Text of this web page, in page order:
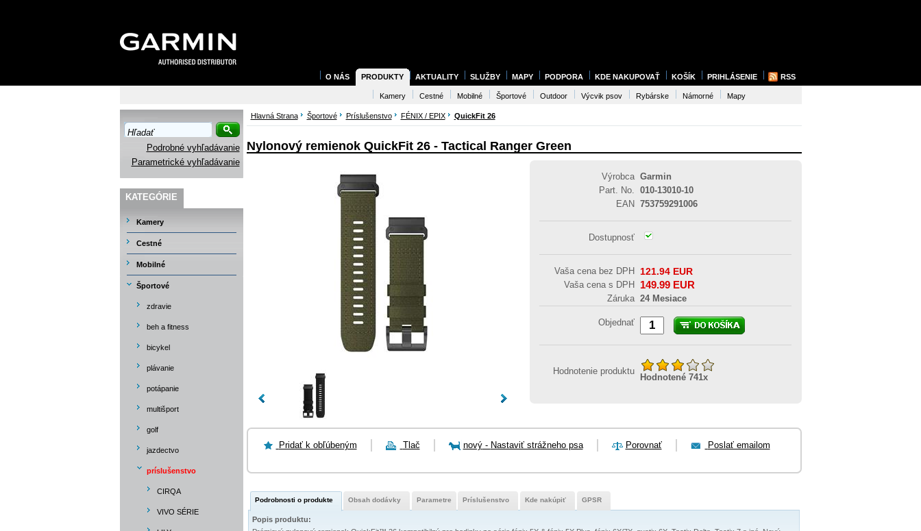
Hlavná Strana Športové Príslušenstvo FÉNIX / EPIX QuickFit 26
Nylonový remienok QuickFit 26 - Tactical Ranger Green
Výrobca Garmin
Part. No. 010-13010-10
EAN 753759291006
Dostupnosť
Vaša cena bez DPH 121.94 EUR
Vaša cena s DPH 149.99 EUR
Záruka 24 Mesiace
Objednať
Hodnotenie produktu
Hodnotené 741x
Pridať k obľúbeným Tlač nový- Nastaviť strážneho psa Porovnať Poslať emailom
Podrobnosti o produkte Obsah dodávky Parametre Príslušenstvo Kde nakúpiť GPSR
Popis produktu:
Podrobné vyhľadávanie
Parametrické vyhľadávanie
KATEGÓRIE
Kamery
Cestné
Mobilné
Športové
zdravie
beh a fitness
bicykel
plávanie
potápanie
multišport
golf
jazdectvo
príslušenstvo
CIRQA
VIVO SÉRIE
O NÁS PRODUKTY AKTUALITY SLUŽBY MAPY PODPORA KDE NAKUPOVAŤ KOŠÍK PRIHLÁSENIE RSS
Kamery Cestné Mobilné Športové Outdoor Výcvik psov Rybárske Námorné Mapy